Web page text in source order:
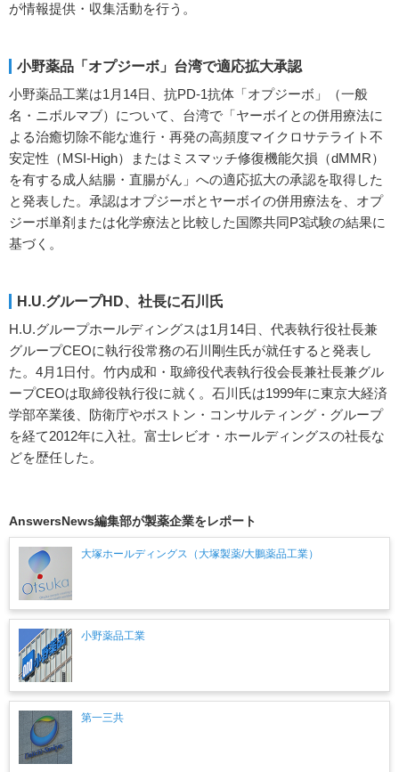
が情報提供・収集活動を行う。
小野薬品「オプジーボ」台湾で適応拡大承認
小野薬品工業は1月14日、抗PD-1抗体「オプジーボ」（一般
名・ニボルマブ）について、台湾で「ヤーボイとの併用療法に
よる治癒切除不能な進行・再発の高頻度マイクロサテライト不
安定性（MSI-High）またはミスマッチ修復機能欠損（dMMR）
を有する成人結腸・直腸がん」への適応拡大の承認を取得した
と発表した。承認はオプジーボとヤーボイの併用療法を、オプ
ジーボ単剤または化学療法と比較した国際共同P3試験の結果に
基づく。
H.U.グループHD、社長に石川氏
H.U.グループホールディングスは1月14日、代表執行役社長兼
グループCEOに執行役常務の石川剛生氏が就任すると発表し
た。4月1日付。竹内成和・取締役代表執行役会長兼社長兼グル
ープCEOは取締役執行役に就く。石川氏は1999年に東京大経済
学部卒業後、防衛庁やボストン・コンサルティング・グループ
を経て2012年に入社。富士レビオ・ホールディングスの社長な
どを歴任した。
AnswersNews編集部が製薬企業をレポート
大塚ホールディングス（大塚製薬/大鵬薬品工業）
小野薬品工業
第一三共